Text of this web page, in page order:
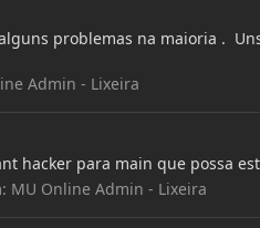
problemas na maioria .
Admin - Lixeira
hacker para main que possa
MU Online Admin - Lixeira